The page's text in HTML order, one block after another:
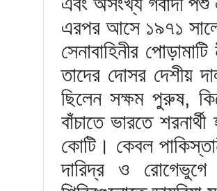
এরপর আসে ১৯৭১
সেনাবাহিনীর
তাদের দোসর দেশীয়
ছিলেন সক্ষম পুরুষ,
বাঁচাতে ভারতে
কোটি। কেবল
দারিদ্র ও